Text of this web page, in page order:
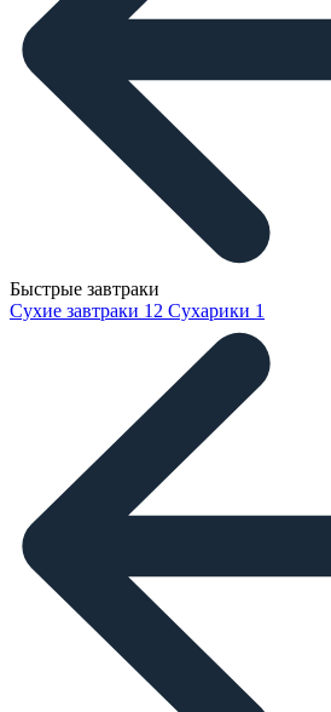
Быстрые завтраки
Сухие завтраки 12 Сухарики 1